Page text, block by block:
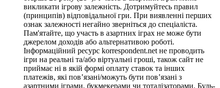
викликати ігрову залежність. Дотримуйтесь правил
(принципів) відповідальної гри. При виявленні перших
ознак залежності негайно зверніться до спеціаліста.
Пам'ятайте, що участь в азартних іграх не може бути
джерелом доходів або альтернативою роботі.
Інформаційний ресурс korrespondent.net не проводить
ігри на реальні та/або віртуальні гроші, також сайт не
приймає ні в якій формі оплату ставок та інших
платежів, які пов’язані/можуть бути пов’язані з
азартними іграми, букмекерами чи тоталізаторами. Будь-